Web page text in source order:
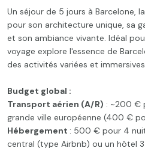
Un séjour de 5 jours à Barcelone,
pour son architecture unique, sa
et son ambiance vivante. Idéal
voyage explore l'essence de
des activités variées et
Budget global :
Transport aérien (A/R) : ~200 €
grande ville européenne (400 €
Hébergement : 500 € pour 4
central (type Airbnb) ou un hôtel